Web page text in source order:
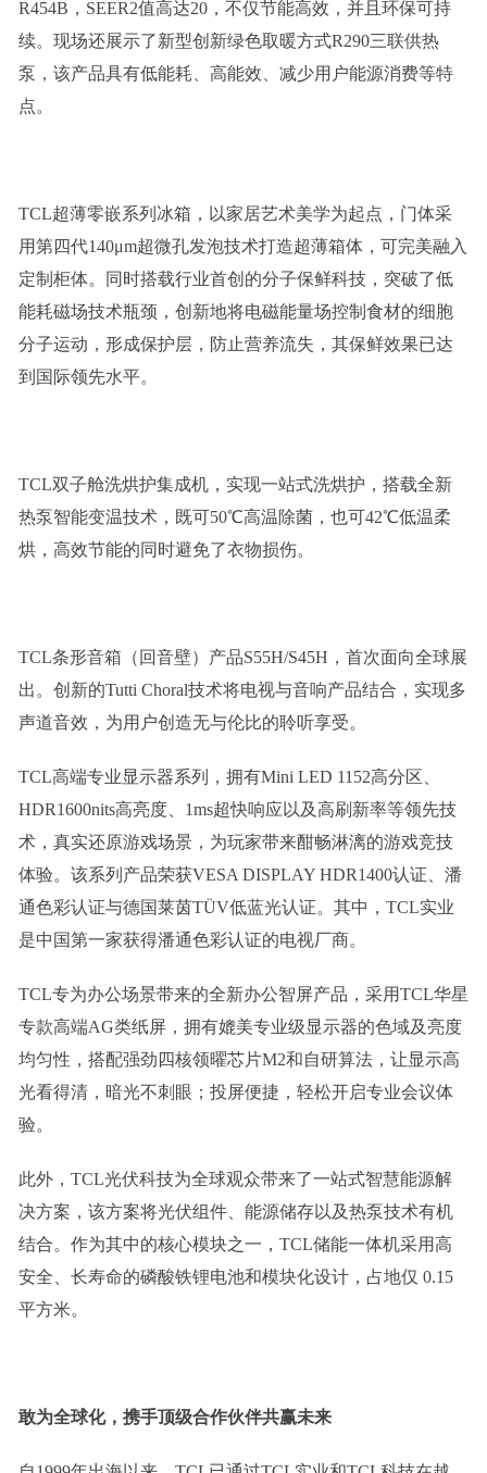
R454B，SEER2值高达20，不仅节能高效，并且环保可持
续。现场还展示了新型创新绿色取暖方式R290三联供热
泵，该产品具有低能耗、高能效、减少用户能源消费等特
点。
TCL超薄零嵌系列冰箱，以家居艺术美学为起点，门体采
用第四代140μm超微孔发泡技术打造超薄箱体，可完美融入
定制柜体。同时搭载行业首创的分子保鲜科技，突破了低
能耗磁场技术瓶颈，创新地将电磁能量场控制食材的细胞
分子运动，形成保护层，防止营养流失，其保鲜效果已达
到国际领先水平。
TCL双子舱洗烘护集成机，实现一站式洗烘护，搭载全新
热泵智能变温技术，既可50℃高温除菌，也可42℃低温柔
烘，高效节能的同时避免了衣物损伤。
TCL条形音箱（回音壁）产品S55H/S45H，首次面向全球展
出。创新的Tutti Choral技术将电视与音响产品结合，实现多
声道音效，为用户创造无与伦比的聆听享受。
TCL高端专业显示器系列，拥有Mini LED 1152高分区、
HDR1600nits高亮度、1ms超快响应以及高刷新率等领先技
术，真实还原游戏场景，为玩家带来酣畅淋漓的游戏竞技
体验。该系列产品荣获VESA DISPLAY HDR1400认证、潘
通色彩认证与德国莱茵TÜV低蓝光认证。其中，TCL实业
是中国第一家获得潘通色彩认证的电视厂商。
TCL专为办公场景带来的全新办公智屏产品，采用TCL华星
专款高端AG类纸屏，拥有媲美专业级显示器的色域及亮度
均匀性，搭配强劲四核领曜芯片M2和自研算法，让显示高
光看得清，暗光不刺眼；投屏便捷，轻松开启专业会议体
验。
此外，TCL光伏科技为全球观众带来了一站式智慧能源解
决方案，该方案将光伏组件、能源储存以及热泵技术有机
结合。作为其中的核心模块之一，TCL储能一体机采用高
安全、长寿命的磷酸铁锂电池和模块化设计，占地仅 0.15
平方米。
敢为全球化，携手顶级合作伙伴共赢未来